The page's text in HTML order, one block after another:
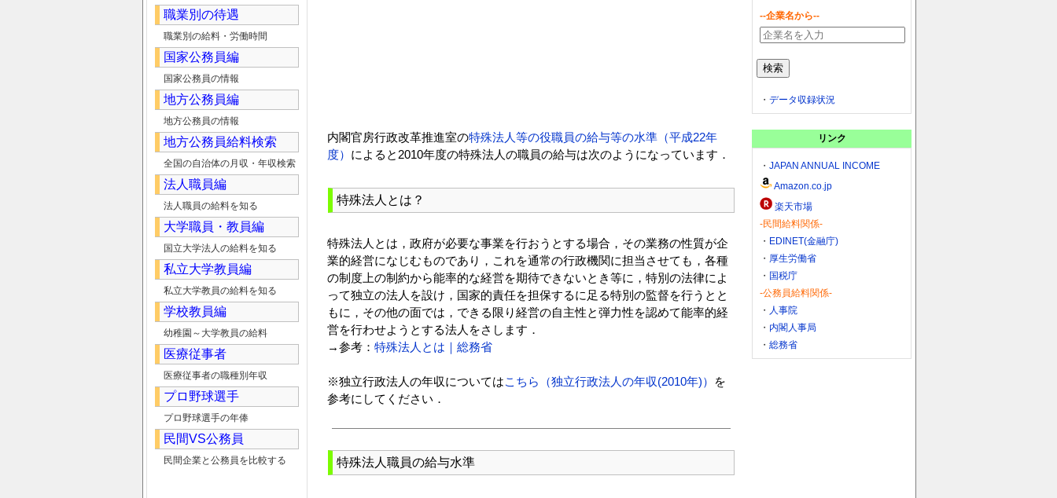
内閣官房行政改革推進室の特殊法人等の役職員の給与等の水準（平成22年
度） によると2010年度の特殊法人の職員の給与は次のようになっています．
特殊法人とは？
特殊法人とは，政府が必要な事業を行おうとする場合，その業務の性質が企
業的経営になじむものであり，これを通常の行政機関に担当させても，各種
の制度上の制約から能率的な経営を期待できないとき等に，特別の法律によ
って独立の法人を設け，国家的責任を担保するに足る特別の監督を行うとと
もに，その他の面では，できる限り経営の自主性と弾力性を認めて能率的経
営を行わせようとする法人をさします．
→参考： 特殊法人とは｜総務省
※独立行政法人の年収についてはこちら（独立行政法人の年収(2010年)）
を
参考にしてください．
特殊法人職員の給与水準
職業別の待遇
職業別の給料・労働時間
国家公務員編
国家公務員の情報
地方公務員編
地方公務員の情報
地方公務員給料検索
全国の自治体の月収・年収検索
法人職員編
法人職員の給料を知る
大学職員・教員編
国立大学法人の給料を知る
私立大学教員編
私立大学教員の給料を知る
学校教員編
幼稚園～大学教員の給料
医療従事者
医療従事者の職種別年収
プロ野球選手
プロ野球選手の年俸
民間VS公務員
民間企業と公務員を比較する
--企業名から--
・ データ収録状況
リンク
・ JAPAN ANNUAL INCOME
Amazon.co.jp
楽天市場
-民間給料関係-
・ EDINET(金融庁)
・ 厚生労働省
・ 国税庁
-公務員給料関係-
・ 人事院
・ 内閣人事局
・ 総務省